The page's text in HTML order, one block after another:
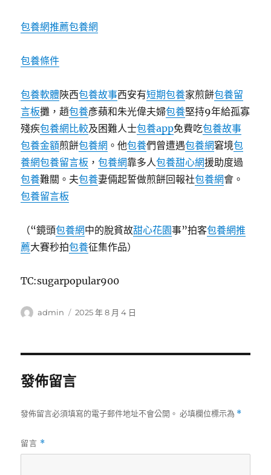
包養網推薦包養網
包養條件
包養軟體陜西包養故事西安有短期包養家煎餅包養留
言板攤，趙包養彥蘋和朱光偉夫婦包養堅持9年給孤寡
殘疾包養網比較及困難人士包養app免費吃包養故事
包養金額煎餅包養網 。他包養們曾遭遇包養網窘境包
養網包養留言板 ，包養網靠多人包養甜心網援助度過
包養難關。夫包養妻倆起誓做煎餅回報社包養網會。
包養留言板
（“鏡頭包養網中的脫貧故甜心花園事”拍客包養網推
薦大賽秒拍包養征集作品）
TC:sugarpopular900
作
admin
發
2025 年 8 月 4 日
發佈留言
發佈留言必須填寫的電子郵件地址不會公開。 必填欄位標示為 *
留言 *